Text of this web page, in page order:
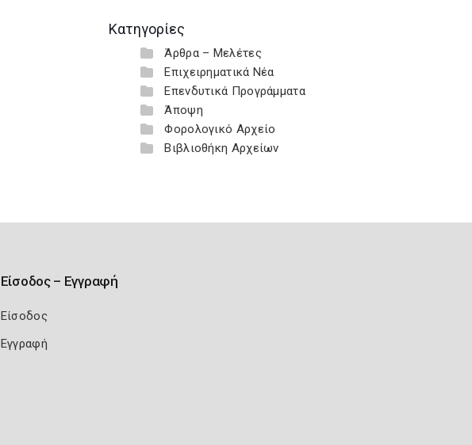
Κατηγορίες
Άρθρα – Μελέτες
Επιχειρηματικά Νέα
Επενδυτικά Προγράμματα
Άποψη
Φορολογικό Αρχείο
Βιβλιοθήκη Αρχείων
Είσοδος – Εγγραφή
Είσοδος
Εγγραφή